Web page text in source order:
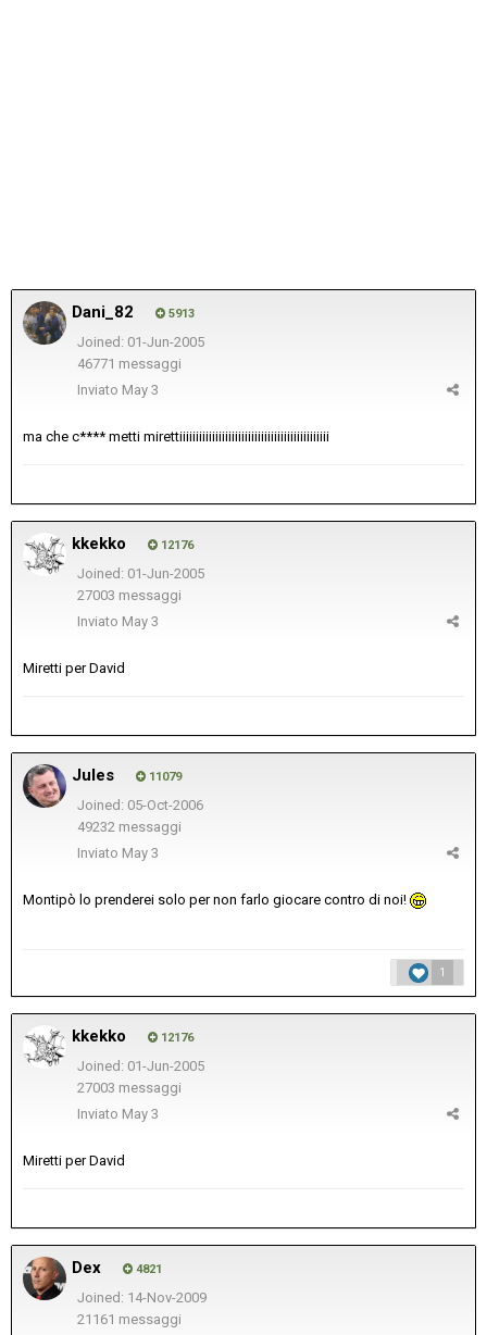
Dani_82 5913
Joined: 01-Jun-2005
46771 messaggi
Inviato May 3
ma che c**** metti mirettiiiiiiiiiiiiiiiiiiiiiiiiiiiiiiiiiiiiiiiiiiiiii
kkekko 12176
Joined: 01-Jun-2005
27003 messaggi
Inviato May 3
Miretti per David
Jules 11079
Joined: 05-Oct-2006
49232 messaggi
Inviato May 3
Montipò lo prenderei solo per non farlo giocare contro di noi!
1
kkekko 12176
Joined: 01-Jun-2005
27003 messaggi
Inviato May 3
Miretti per David
Dex 4821
Joined: 14-Nov-2009
21161 messaggi